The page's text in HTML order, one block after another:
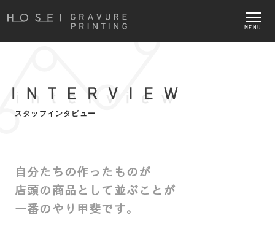
MENU
スタッフインタビュー
自分たちの作ったものが
店頭の商品として並ぶことが
一番のやり甲斐です。